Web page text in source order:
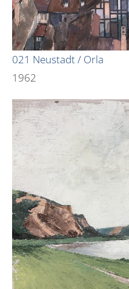
021 Neustadt / Orla
1962